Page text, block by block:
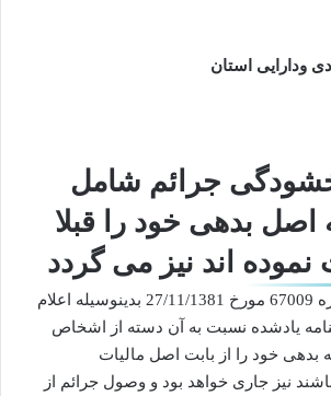
ودارایی استان
جرائم شامل
اصل بدهی خود را قبلا
نموده اند نیز می گردد
پیرو بخشنامه شماره 67009 مورخ 27/11/1381 بدینوسیله اعلام
یادشده نسبت به آن دسته از اشخاص
خود را از بابت اصل مالیات
نیز جاری خواهد بود و وصول جرائم از